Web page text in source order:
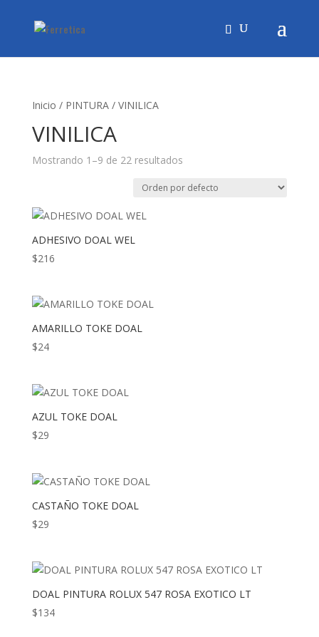
Inicio / PINTURA/ VINILICA
VINILICA
Mostrando 1–9 de 22 resultados
ADHESIVO DOAL WEL
$216
AMARILLO TOKE DOAL
$24
AZUL TOKE DOAL
$29
CASTAÑO TOKE DOAL
$29
DOAL PINTURA ROLUX 547 ROSA EXOTICO LT
$134